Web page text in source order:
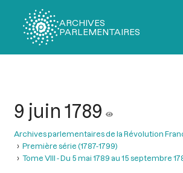
ARCHIVES
PARLEMENTAIRES
9 juin 1789
Archives parlementaires de la Révolution
Première série (1787-1799)
Tome VIII - Du 5 mai 1789 au 15 septembre